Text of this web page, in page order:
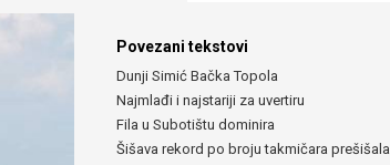
Povezani tekstovi
Dunji Simić Bačka Topola
Najmlađi i najstariji za uvertiru
Fila u Subotištu dominira
Šišava rekord po broju takmičara prešišala